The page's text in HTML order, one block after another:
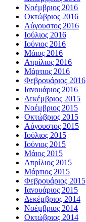
Νοέμβριος 2016
Οκτώβριος 2016
Αύγουστος 2016
Ιούλιος 2016
Ιούνιος 2016
Μάιος 2016
Απρίλιος 2016
Μάρτιος 2016
Φεβρουάριος 2016
Ιανουάριος 2016
Δεκέμβριος 2015
Νοέμβριος 2015
Οκτώβριος 2015
Αύγουστος 2015
Ιούλιος 2015
Ιούνιος 2015
Μάιος 2015
Απρίλιος 2015
Μάρτιος 2015
Φεβρουάριος 2015
Ιανουάριος 2015
Δεκέμβριος 2014
Νοέμβριος 2014
Οκτώβριος 2014